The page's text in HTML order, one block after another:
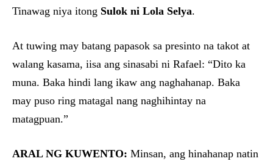
Tinawag niya itong Sulok ni Lola Selya.
At tuwing may batang papasok sa presinto na takot at
walang kasama, iisa ang sinasabi ni Rafael: “Dito ka
muna. Baka hindi lang ikaw ang naghahanap. Baka
may puso ring matagal nang naghihintay na
matagpuan.”
ARAL NG KUWENTO: Minsan, ang hinahanap natin